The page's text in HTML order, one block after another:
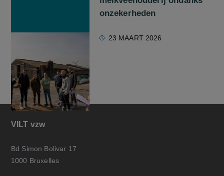
onzekerheden
23 MAART 2026
VILT vzw
Bd Simon Bolivar 17
1000 Bruxelles